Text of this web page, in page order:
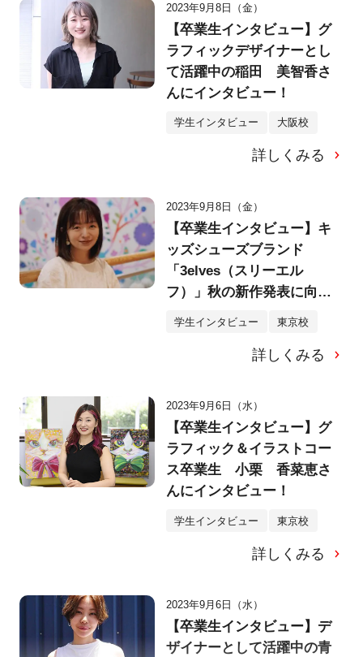
2023年9月8日（金）
【卒業生インタビュー】グ
ラフィックデザイナーとし
て活躍中の稲田 美智香さ
んにインタビュー！
学生インタビュー 大阪校
詳しくみる
2023年9月8日（金）
【卒業生インタビュー】キ
ッズシューズブランド
「3elves（スリーエル
フ）」秋の新作発表に向け
た初のモデル撮影＆デザイ
学生インタビュー 東京校
詳しくみる
2023年9月6日（水）
【卒業生インタビュー】グ
ラフィック＆イラストコー
ス卒業生 小栗 香菜恵さ
んにインタビュー！
学生インタビュー 東京校
詳しくみる
2023年9月6日（水）
【卒業生インタビュー】デ
ザイナーとして活躍中の青